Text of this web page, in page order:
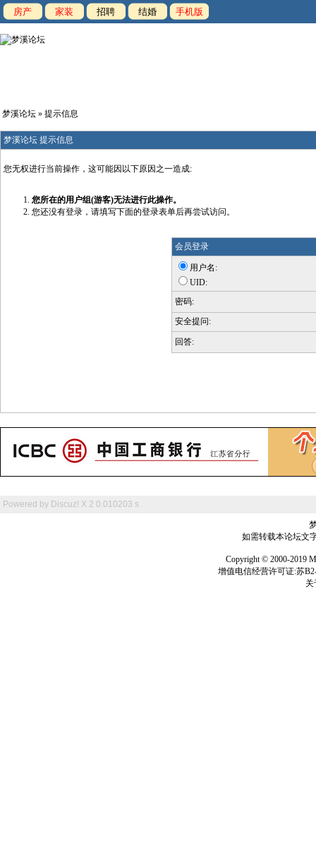
房产 家装 招聘 结婚 手机版
梦溪论坛 » 提示信息
梦溪论坛 提示信息
您无权进行当前操作，这可能因以下原因之一造成:
您所在的用户组(游客)无法进行此操作。
您还没有登录，请填写下面的登录表单后再尝试访问。
会员登录
用户名:
UID:
密码:
安全提问:
回答:
Powered by Discuz! X 2 0.010203 s
如需转载本论坛文
Copyright © 2000-2019
增值电信经营许可证:苏
关